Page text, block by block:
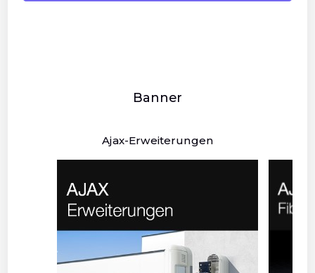
Banner
Ajax-Erweiterungen